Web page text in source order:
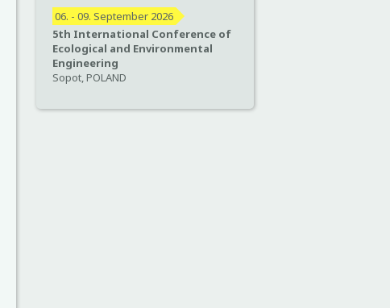
06. - 09. September 2026
5th International Conference of
Ecological and Environmental
Engineering
Sopot, POLAND